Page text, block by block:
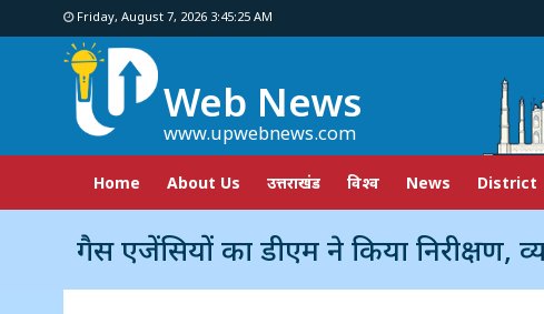
Friday, August 7, 2026 3:45:26 AM
Web News
www.upwebnews.com
Home About Us उत्तराखंड विश्व News District
गैस एजेंसियों का डीएम ने किया निरीक्षण,